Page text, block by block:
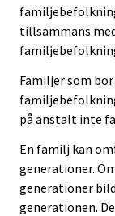
tillsammans
Familjer som
på anstalt inte
En familj kan
generationer.
generationer
generationen.